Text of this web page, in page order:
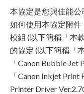
本協定是您與佳能公
如何使用本協定附
模組 (以下簡稱「本
的協定 (以下簡稱「
「Canon Bubble Jet
「Canon Inkjet
Printer Driver